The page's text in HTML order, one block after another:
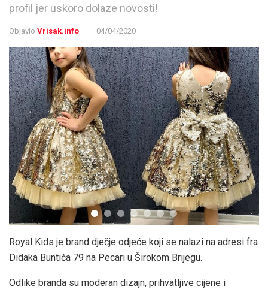
profil jer uskoro dolaze novosti!
Objavio Vrisak.info 04/04/2020
Royal Kids je brand dječje odjeće koji se nalazi na adresi fra
Didaka Buntića 79 na Pecari u Širokom Brijegu.
Odlike branda su moderan dizajn, prihvatljive cijene i